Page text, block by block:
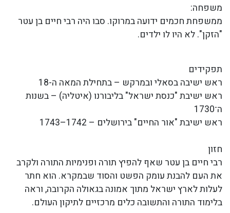
משפחה:
ממשפחת חכמים ידועה במרוקו. סבו היה רבי חיים בן עטר
"הזקן". לא היו לו ילדים.
תפקידים
ראש ישיבה בסאלי ובמרקש – בתחילת המאה ה-18
ראש ישיבת "כנסת ישראל" בליבורנו (איטליה) – בשנות
ה־1730
ראש ישיבת "אור החיים" בירושלים – 1742–1743
חזון
רבי חיים בן עטר שאף להפיץ תורה ופנימיות התורה ולקרב
את העם להבנת עומק הפשט והסוד שבמקרא. הוא חתר
לעלות לארץ ישראל מתוך אמונה בגאולה הקרובה, וראה
בלימוד התורה והתשובה כלים מרכזיים לתיקון העולם.